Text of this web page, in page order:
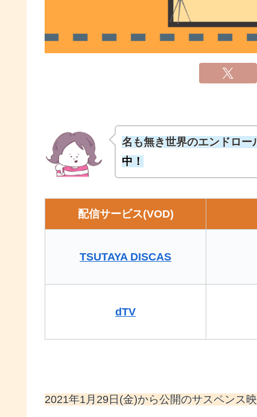
名も無き世界のエンドロー
中！
配信サービス(VOD)
TSUTAYA DISCAS
dTV
2021年1月29日(金)から公開のサスペンス